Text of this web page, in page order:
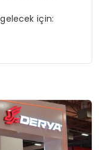
için: